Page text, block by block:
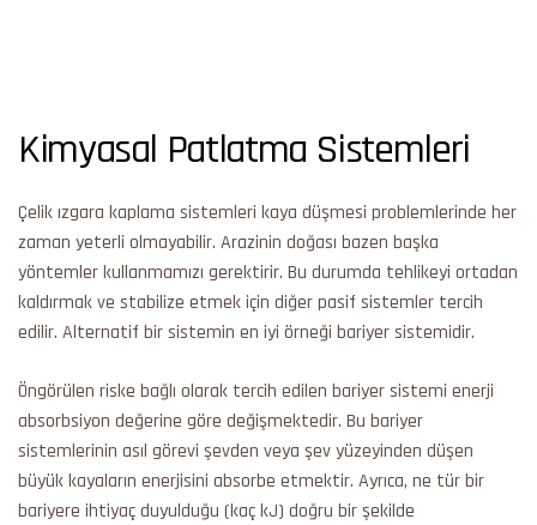
Kimyasal Patlatma Sistemleri
Çelik ızgara kaplama sistemleri kaya düşmesi problemlerinde her
zaman yeterli olmayabilir. Arazinin doğası bazen başka
yöntemler kullanmamızı gerektirir. Bu durumda tehlikeyi ortadan
kaldırmak ve stabilize etmek için diğer pasif sistemler tercih
edilir. Alternatif bir sistemin en iyi örneği bariyer sistemidir.
Öngörülen riske bağlı olarak tercih edilen bariyer sistemi enerji
absorbsiyon değerine göre değişmektedir. Bu bariyer
sistemlerinin asıl görevi şevden veya şev yüzeyinden düşen
büyük kayaların enerjisini absorbe etmektir. Ayrıca, ne tür bir
bariyere ihtiyaç duyulduğu (kaç kJ) doğru bir şekilde